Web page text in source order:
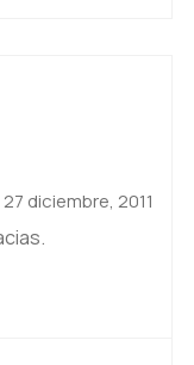
27 diciembre, 2011